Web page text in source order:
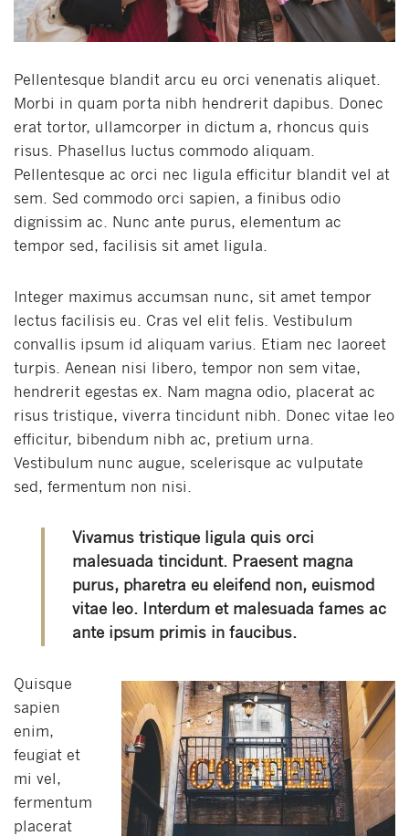
Pellentesque blandit arcu eu orci venenatis aliquet.
Morbi in quam porta nibh hendrerit dapibus. Donec
erat tortor, ullamcorper in dictum a, rhoncus quis
risus. Phasellus luctus commodo aliquam.
Pellentesque ac orci nec ligula efficitur blandit vel at
sem. Sed commodo orci sapien, a finibus odio
dignissim ac. Nunc ante purus, elementum ac
tempor sed, facilisis sit amet ligula.
Integer maximus accumsan nunc, sit amet tempor
lectus facilisis eu. Cras vel elit felis. Vestibulum
convallis ipsum id aliquam varius. Etiam nec laoreet
turpis. Aenean nisi libero, tempor non sem vitae,
hendrerit egestas ex. Nam magna odio, placerat ac
risus tristique, viverra tincidunt nibh. Donec vitae leo
efficitur, bibendum nibh ac, pretium urna.
Vestibulum nunc augue, scelerisque ac vulputate
sed, fermentum non nisi.
Vivamus tristique ligula quis orci
malesuada tincidunt. Praesent magna
purus, pharetra eu eleifend non, euismod
vitae leo. Interdum et malesuada fames ac
ante ipsum primis in faucibus.
Quisque
sapien
enim,
feugiat et
mi vel,
fermentum
placerat